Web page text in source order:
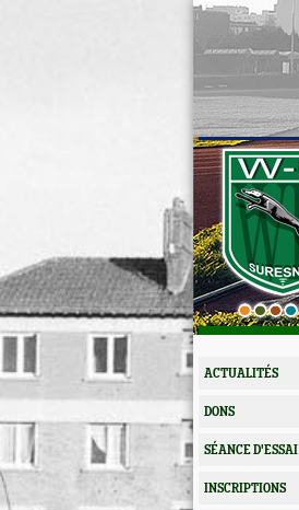
ACTUALITÉS
DONS
SÉANCE D'ESSAI
INSCRIPTIONS